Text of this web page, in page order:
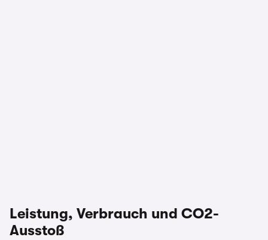
Leistung, Verbrauch und CO2-
Ausstoß